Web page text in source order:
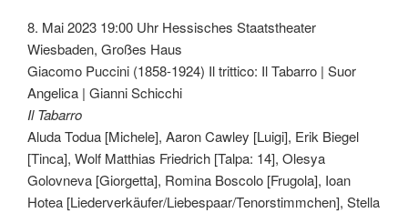
8. Mai 2023 19:00 Uhr Hessisches Staatstheater
Wiesbaden, Großes Haus
Giacomo Puccini (1858-1924) Il trittico: Il Tabarro | Suor
Angelica | Gianni Schicchi
Il Tabarro
Aluda Todua [Michele], Aaron Cawley [Luigi], Erik Biegel
[Tinca], Wolf Matthias Friedrich [Talpa: 14], Olesya
Golovneva [Giorgetta], Romina Boscolo [Frugola], Ioan
Hotea [Liederverkäufer/Liebespaar/Tenorstimmchen], Stella